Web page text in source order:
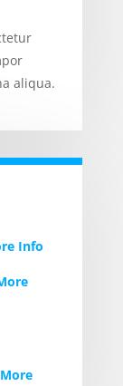
aliqua.
Info